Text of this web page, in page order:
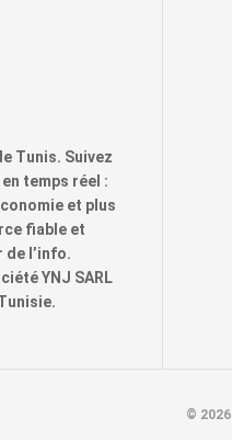
Tunis. Suivez
temps réel :
et plus
fiable et
l’info.
YNJ SARL
© 2026